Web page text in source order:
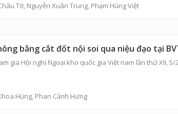
Tờ, Nguyễn Xuân Trung, Phạm Hùng Việt
bằng cắt đốt nội soi qua niệu đạo tại
gia Hội nghị Ngoại kho quốc gia Việt nam lần thứ XII, 5/
Hùng, Phan Cảnh Hưng